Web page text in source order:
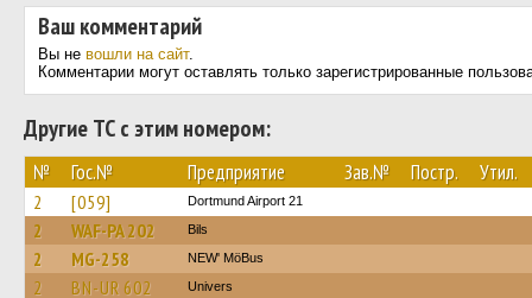
Ваш комментарий
Вы не вошли на сайт.
Комментарии могут оставлять только зарегистрированные
Другие ТС с этим номером:
№ Гос.№ Предприятие Зав.№ Постр. Утил.
2 [059] Dortmund Airport 21
2 WAF-PA 202 Bils
2 MG-258 NEW' MöBus
2 BN-UR 602 Univers